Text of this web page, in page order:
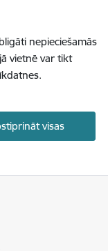
nepieciešamās
vietnē var tikt
visas